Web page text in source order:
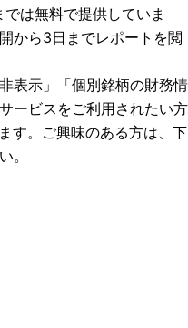
では無料で提供していま
から3日までレポートを閲
表示」「個別銘柄の財務情
ービスをご利用されたい方
す。ご興味のある方は、下
。